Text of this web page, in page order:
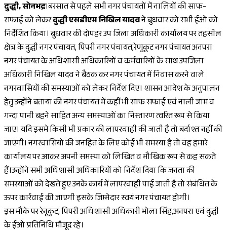
दुद्धी, सोनभद्र।बरसात से पहले सभी नगर पंचायतों में नालियों की साफ-
सफाई को लेकरदुद्धी एसडीएम निखिल यादवने बुधवार को सभी ईओ को
निर्देशित किया। बुधवार की दोपहर उप जिला अधिकारी कार्यालय पर तहसील
क्षेत्र के दुद्धी नगर पंचायत, पिपरी नगर पंचायत,रेणुकूट नगर पंचायत अनपरा
नगर पंचायत के अधिशासी अधिकारियों व कर्मचारियों के साथ उपजिला
अधिकारी निखिल यादव ने बैठक कर नगर पंचायत में निवास करने वाले
नगरवासियों की समस्याओं को लेकर निर्देश दिए। शासन आदेश के अनुपालन
हेतु उन्होंने बताया की नगर पंचायत में कहीं भी साफ सफाई एवं नाली जाम व
गन्दा पानी बहने साहित अन्य समस्याओं का निस्तारण त्वरित रूप से किया
जाए। यदि इसमे किसी भी प्रकार की लापरवाही की जाती हैं तो बर्दाश्त नहीं की
जाएगी। नगरवासियो की जनहित के लिए कोई भी समस्या है तो वह हमारे
कार्यालय पर आकर अपनी समस्या को लिखित व मौखिक रूप से कह सकते
हैं।उन्होंने सभी अधिशासी अधिकारियों को निर्देश दिया कि जनता की
समस्याओं को देखते हुए उनके कार्य में लापरवाही पाई जाती है तो संबंधित के
ऊपर कार्रवाई की जाएगी इसके जिम्मेदार स्वयं नगर पंचायत होगी।
इस मौके पर रेनूकुट, पिपरी अधिशासी अधिकारी भोला सिंह,अनपरा एवं दुद्धी
के ईओ प्रतिनिधि मौजूद रहे।